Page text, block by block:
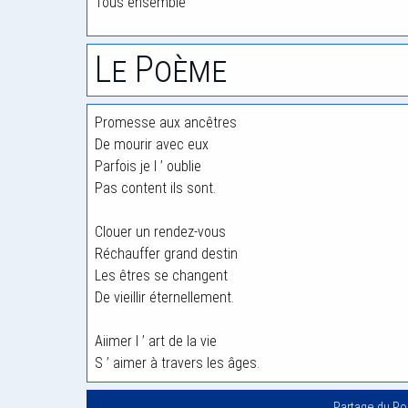
Le Poème
Promesse aux ancêtres
De mourir avec eux
Parfois je l ’ oublie
Pas content ils sont.
Clouer un rendez-vous
Réchauffer grand destin
Les êtres se changent
De vieillir éternellement.
Aiimer l ’ art de la vie
S ’ aimer à travers les âges.